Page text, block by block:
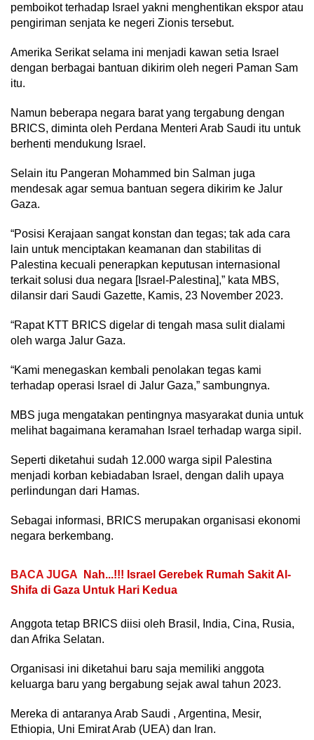
pemboikot terhadap Israel yakni menghentikan ekspor atau
pengiriman senjata ke negeri Zionis tersebut.
Amerika Serikat selama ini menjadi kawan setia Israel
dengan berbagai bantuan dikirim oleh negeri Paman Sam
itu.
Namun beberapa negara barat yang tergabung dengan
BRICS, diminta oleh Perdana Menteri Arab Saudi itu untuk
berhenti mendukung Israel.
Selain itu Pangeran Mohammed bin Salman juga
mendesak agar semua bantuan segera dikirim ke Jalur
Gaza.
“Posisi Kerajaan sangat konstan dan tegas; tak ada cara
lain untuk menciptakan keamanan dan stabilitas di
Palestina kecuali penerapkan keputusan internasional
terkait solusi dua negara [Israel-Palestina],” kata MBS,
dilansir dari Saudi Gazette, Kamis, 23 November 2023.
“Rapat KTT BRICS digelar di tengah masa sulit dialami
oleh warga Jalur Gaza.
“Kami menegaskan kembali penolakan tegas kami
terhadap operasi Israel di Jalur Gaza,” sambungnya.
MBS juga mengatakan pentingnya masyarakat dunia untuk
melihat bagaimana keramahan Israel terhadap warga sipil.
Seperti diketahui sudah 12.000 warga sipil Palestina
menjadi korban kebiadaban Israel, dengan dalih upaya
perlindungan dari Hamas.
Sebagai informasi, BRICS merupakan organisasi ekonomi
negara berkembang.
BACA JUGA
Nah...!!! Israel Gerebek Rumah Sakit Al-
Shifa di Gaza Untuk Hari Kedua
Anggota tetap BRICS diisi oleh Brasil, India, Cina, Rusia,
dan Afrika Selatan.
Organisasi ini diketahui baru saja memiliki anggota
keluarga baru yang bergabung sejak awal tahun 2023.
Mereka di antaranya Arab Saudi , Argentina, Mesir,
Ethiopia, Uni Emirat Arab (UEA) dan Iran.